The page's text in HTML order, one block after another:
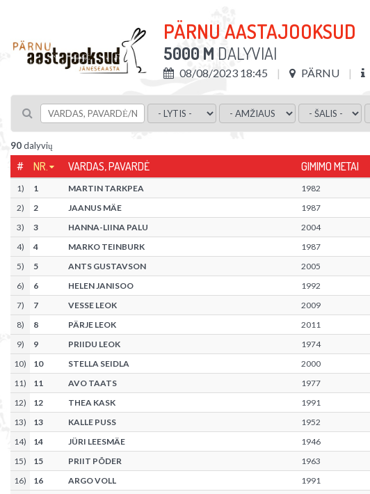
PÄRNU AASTAJOOKSUD
5000 M DALYVIAI
08/08/2023 18:45 PÄRNU
90dalyvių
# NR. VARDAS, PAVARDĖ GIMIMO METAI
1) 1 MARTIN TARKPEA 1982
2) 2 JAANUS MÄE 1987
3) 3 HANNA-LIINA PALU 2004
4) 4 MARKO TEINBURK 1987
5) 5 ANTS GUSTAVSON 2005
6) 6 HELEN JANISOO 1992
7) 7 VESSE LEOK 2009
8) 8 PÄRJE LEOK 2011
9) 9 PRIIDU LEOK 1974
10) 10 STELLA SEIDLA 2000
11) 11 AVO TAATS 1977
12) 12 THEA KASK 1991
13) 13 KALLE PUSS 1952
14) 14 JÜRI LEESMÄE 1946
15) 15 PRIIT PÕDER 1963
16) 16 ARGO VOLL 1991